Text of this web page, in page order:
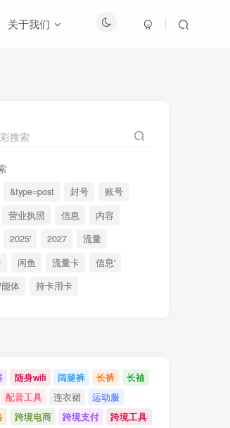
关于我们
搜索
&type=post 封号
账号
营业执照 信息
内容
2025' 2027
流量
闲鱼 流量卡
信息'
体
持卡用卡
随身wifi 阔腿裤 长裤
长袖
配音工具 连衣裙
运动服
跨境电商 跨境支付
跨境工具